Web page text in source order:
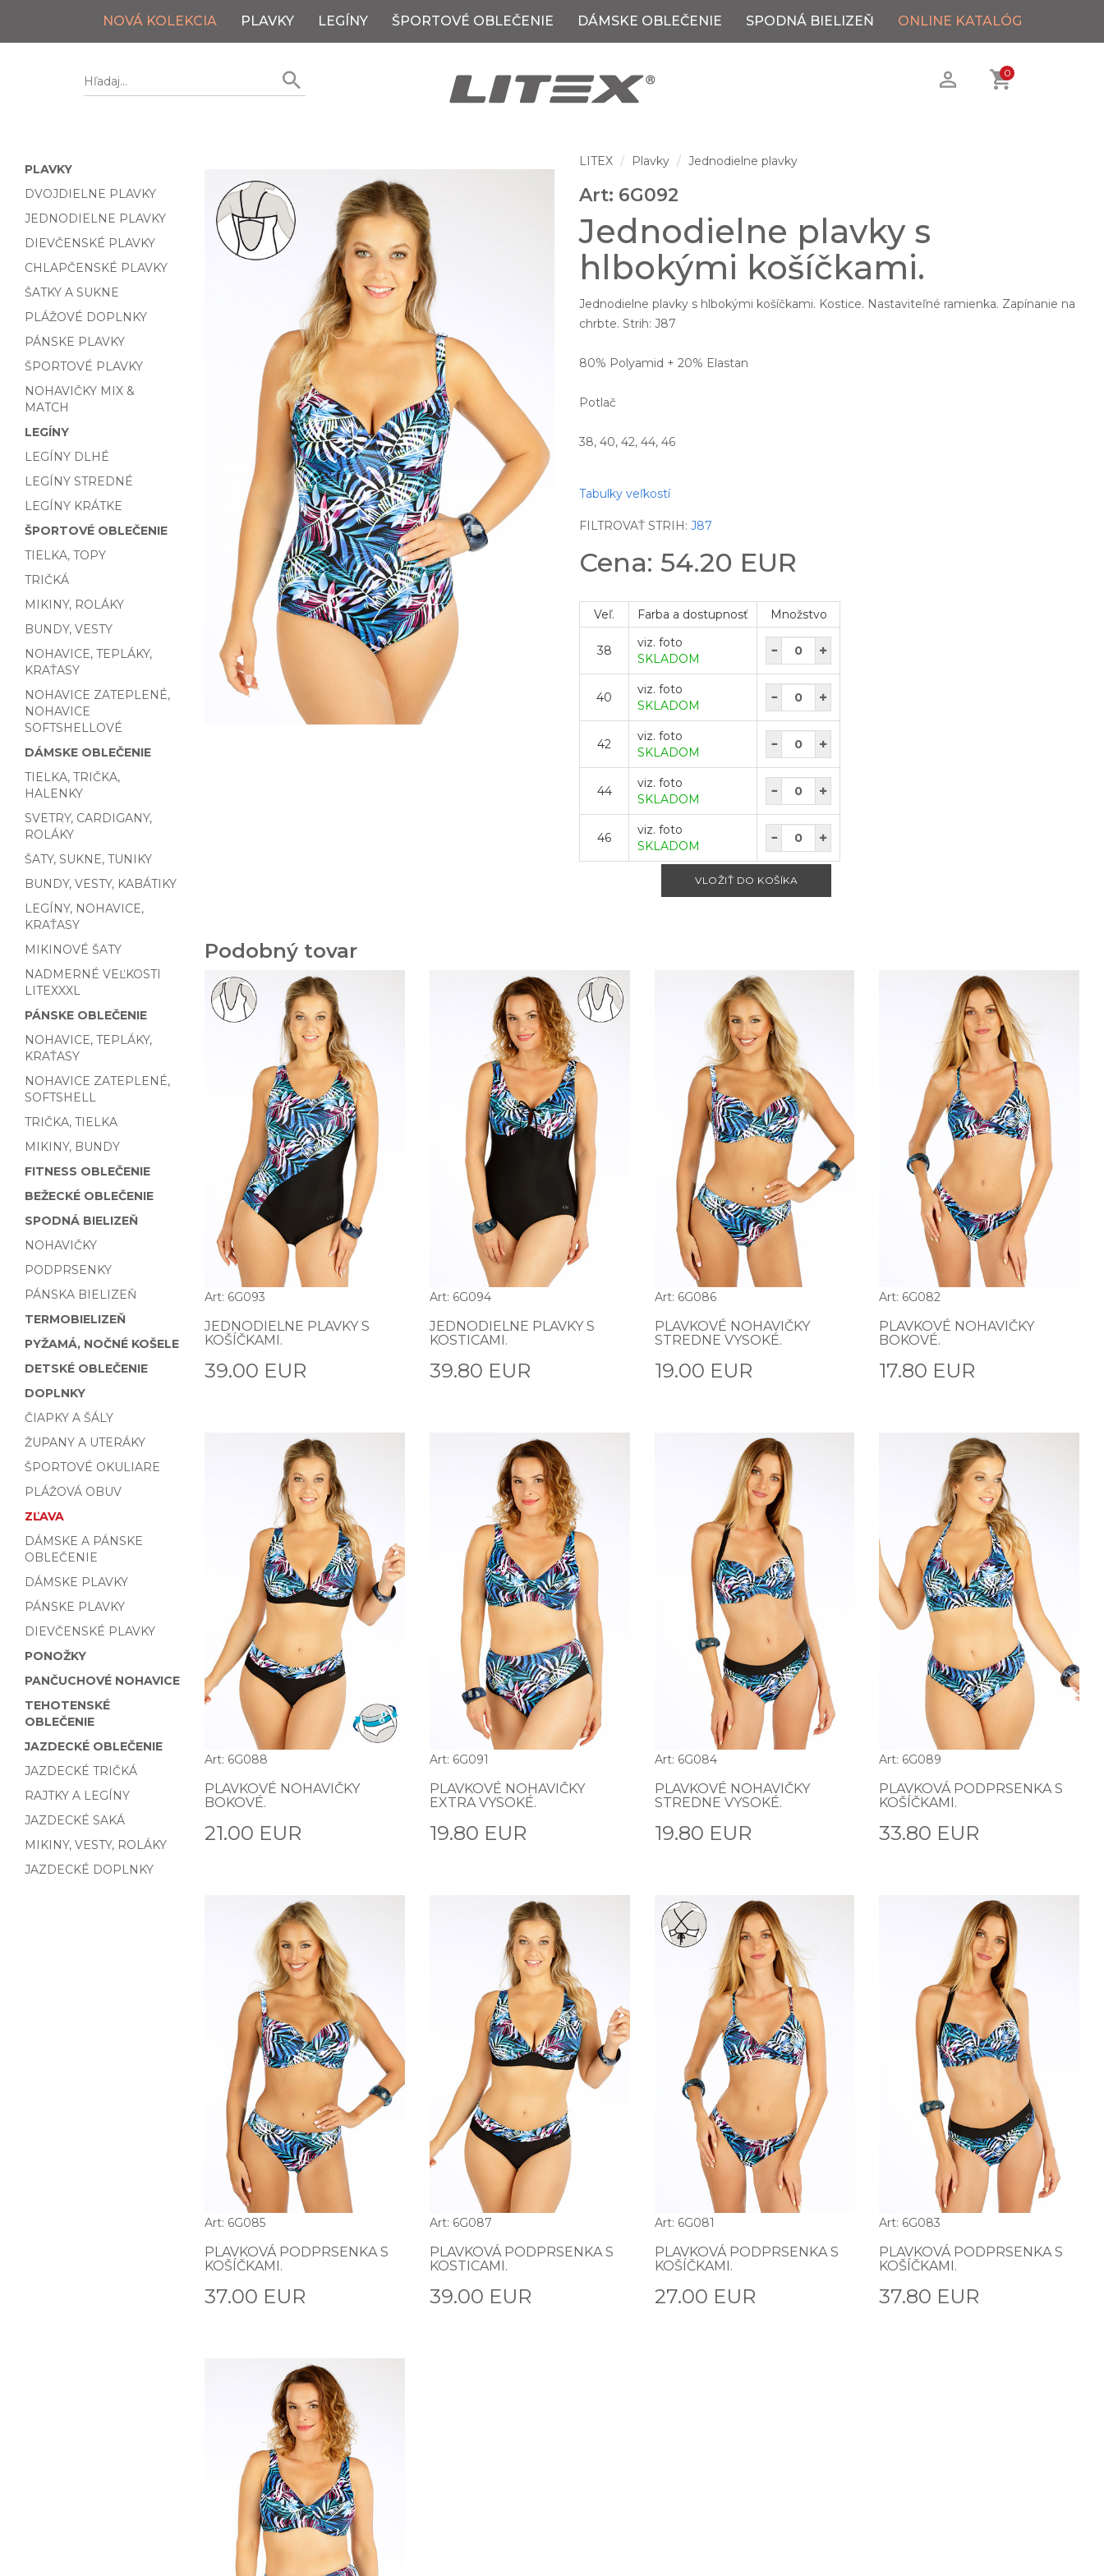
NOVÁ KOLEKCIA PLAVKY LEGÍNY ŠPORTOVÉ OBLEČENIE DÁMSKE OBLEČENIE SPODNÁ BIELIZEŇ ONLINE KATALÓG
0
PLAVKY
DVOJDIELNE PLAVKY
JEDNODIELNE PLAVKY
DIEVČENSKÉ PLAVKY
CHLAPČENSKÉ PLAVKY
ŠATKY A SUKNE
PLÁŽOVÉ DOPLNKY
PÁNSKE PLAVKY
ŠPORTOVÉ PLAVKY
NOHAVIČKY MIX &
MATCH
LEGÍNY
LEGÍNY DLHÉ
LEGÍNY STREDNÉ
LEGÍNY KRÁTKE
ŠPORTOVÉ OBLEČENIE
TIELKA, TOPY
TRIČKÁ
MIKINY, ROLÁKY
BUNDY, VESTY
NOHAVICE, TEPLÁKY,
KRAŤASY
NOHAVICE ZATEPLENÉ,
NOHAVICE
SOFTSHELLOVÉ
DÁMSKE OBLEČENIE
TIELKA, TRIČKA,
HALENKY
SVETRY, CARDIGANY,
ROLÁKY
ŠATY, SUKNE, TUNIKY
BUNDY, VESTY, KABÁTIKY
LEGÍNY, NOHAVICE,
KRAŤASY
MIKINOVÉ ŠATY
NADMERNÉ VEĽKOSTI
LITEXXXL
PÁNSKE OBLEČENIE
NOHAVICE, TEPLÁKY,
KRAŤASY
NOHAVICE ZATEPLENÉ,
SOFTSHELL
TRIČKA, TIELKA
MIKINY, BUNDY
FITNESS OBLEČENIE
BEŽECKÉ OBLEČENIE
SPODNÁ BIELIZEŇ
NOHAVIČKY
PODPRSENKY
PÁNSKA BIELIZEŇ
TERMOBIELIZEŇ
PYŽAMÁ, NOČNÉ KOŠELE
DETSKÉ OBLEČENIE
DOPLNKY
ČIAPKY A ŠÁLY
ŽUPANY A UTERÁKY
ŠPORTOVÉ OKULIARE
PLÁŽOVÁ OBUV
ZĽAVA
DÁMSKE A PÁNSKE
OBLEČENIE
DÁMSKE PLAVKY
PÁNSKE PLAVKY
DIEVČENSKÉ PLAVKY
PONOŽKY
PANČUCHOVÉ NOHAVICE
TEHOTENSKÉ
OBLEČENIE
JAZDECKÉ OBLEČENIE
JAZDECKÉ TRIČKÁ
RAJTKY A LEGÍNY
JAZDECKÉ SAKÁ
MIKINY, VESTY, ROLÁKY
JAZDECKÉ DOPLNKY
LITEX Plavky Jednodielne plavky
Art: 6G092
Jednodielne plavky s
hlbokými košíčkami.
Jednodielne plavky s hlbokými košíčkami. Kostice. Nastaviteľné ramienka. Zapínanie na
chrbte. Strih: J87
80% Polyamid + 20% Elastan
Potlač
38, 40, 42, 44, 46
Tabulky veľkostí
FILTROVAŤ STRIH:J87
Cena: 54.20 EUR
Veľ. Farba a dostupnosť Množstvo
38
viz. foto
SKLADOM
40
viz. foto
SKLADOM
42
viz. foto
SKLADOM
44
viz. foto
SKLADOM
46
viz. foto
SKLADOM
Podobný tovar
Art: 6G093
JEDNODIELNE PLAVKY S
KOŠÍČKAMI.
39.00 EUR
Art: 6G094
JEDNODIELNE PLAVKY S
KOSTICAMI.
39.80 EUR
Art: 6G086
PLAVKOVÉ NOHAVIČKY
STREDNE VYSOKÉ.
19.00 EUR
Art: 6G082
PLAVKOVÉ NOHAVIČKY
BOKOVÉ.
17.80 EUR
Art: 6G088
PLAVKOVÉ NOHAVIČKY
BOKOVÉ.
21.00 EUR
Art: 6G091
PLAVKOVÉ NOHAVIČKY
EXTRA VYSOKÉ.
19.80 EUR
Art: 6G084
PLAVKOVÉ NOHAVIČKY
STREDNE VYSOKÉ.
19.80 EUR
Art: 6G089
PLAVKOVÁ PODPRSENKA S
KOŠÍČKAMI.
33.80 EUR
Art: 6G085
PLAVKOVÁ PODPRSENKA S
KOŠÍČKAMI.
37.00 EUR
Art: 6G087
PLAVKOVÁ PODPRSENKA S
KOSTICAMI.
39.00 EUR
Art: 6G081
PLAVKOVÁ PODPRSENKA S
KOŠÍČKAMI.
27.00 EUR
Art: 6G083
PLAVKOVÁ PODPRSENKA S
KOŠÍČKAMI.
37.80 EUR